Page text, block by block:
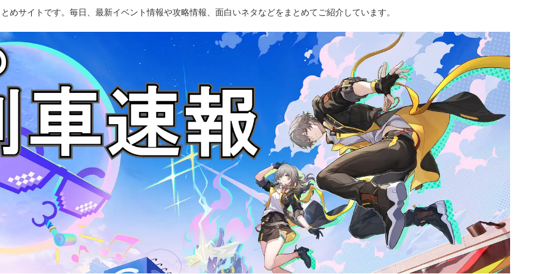
めサイトです。毎日、最新イベント情報や攻略情報、面白いネタなどをまとめてご紹介しています。